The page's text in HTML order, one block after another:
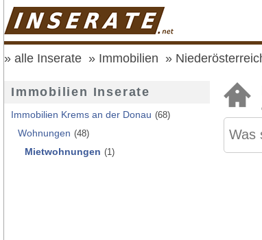
alle Inserate Immobilien
Immobilien Inserate
Immobilien Krems an der Donau (68)
Wohnungen (48)
Mietwohnungen (1)